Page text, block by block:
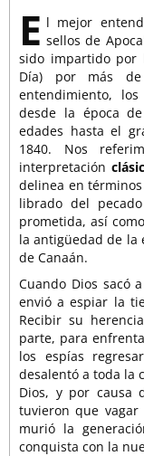
E l mejor
sellos de
sido impartido por
Día) por más
entendimiento,
desde la época
edades hasta el
1840. Nos
interpretación
delinea en
librado del
prometida, así
la antigüedad de la
de Canaán.
Cuando Dios sacó
envió a espiar la
Recibir su
parte, para
los espías
desalentó a toda la
Dios, y por causa
tuvieron que
murió la
conquista con la